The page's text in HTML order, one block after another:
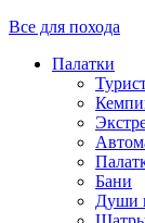
Все для похода
Палатки
Бани
Души